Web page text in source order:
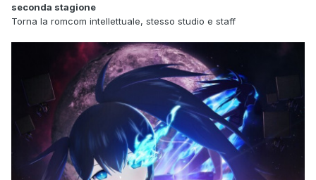
seconda stagione
Torna la romcom intellettuale, stesso studio e staff